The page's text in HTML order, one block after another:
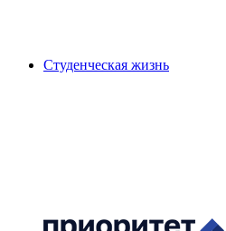
Студенческая жизнь